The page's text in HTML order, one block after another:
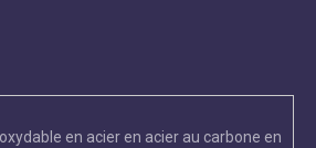
en acier en acier au carbone en